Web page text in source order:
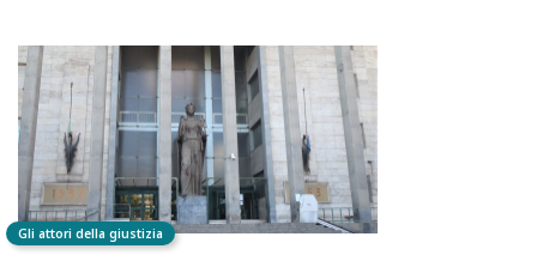
Gli attori della giustizia